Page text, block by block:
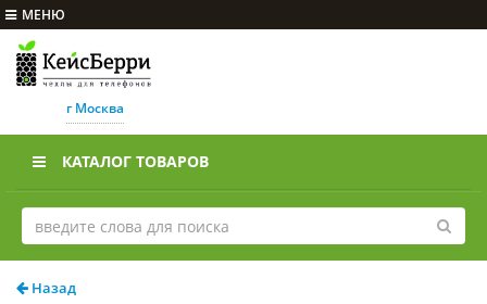
МЕНЮ
г Москва
КАТАЛОГ ТОВАРОВ
Назад